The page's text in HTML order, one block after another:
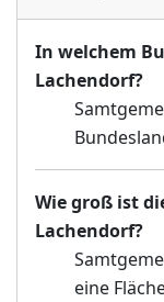
In welchem
Lachendorf?
Wie groß ist
Lachendorf?
eine